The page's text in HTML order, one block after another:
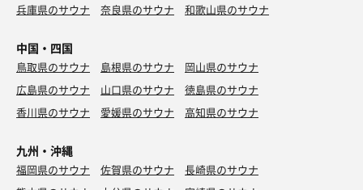
兵庫県のサウナ
奈良県のサウナ 和歌山県のサウナ
中国・四国
鳥取県のサウナ 島根県のサウナ
岡山県のサウナ
広島県のサウナ
山口県のサウナ
徳島県のサウナ
香川県のサウナ
愛媛県のサウナ 高知県のサウナ
九州・沖縄
福岡県のサウナ 佐賀県のサウナ
長崎県のサウナ